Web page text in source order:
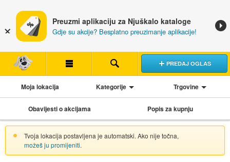
Preuzmi aplikaciju za Njuškalo kataloge
Gdje su akcije? Besplatno preuzimanje aplikacije!
PREDAJ OGLAS
Moja lokacija Kategorije Trgovine
Obavijesti o akcijama Popis za kupnju
Tvoja lokacija postavljena je automatski. Ako nije točna,
možeš ju promijeniti.